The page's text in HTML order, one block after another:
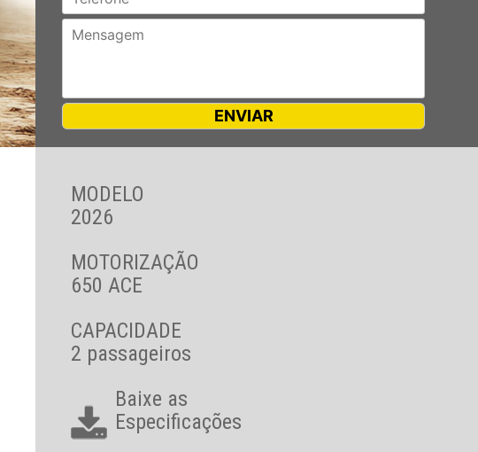
MODELO
2026
MOTORIZAÇÃO
650 ACE
CAPACIDADE
2 passageiros
Baixe as
Especificações